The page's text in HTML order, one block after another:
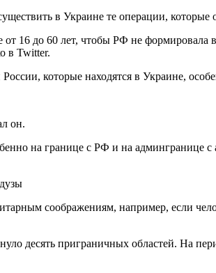
в Украине те операции,
16 до 60 лет, чтобы РФ не
в Twitter.
которые находятся в Украине,
он.
на границе с РФ и на админгранице
соображениям, например, если
десять приграничных областей. На